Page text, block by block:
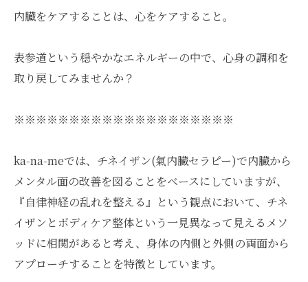
内臓をケアすることは、心をケアすること。
表参道という穏やかなエネルギーの中で、心身の調和を
取り戻してみませんか？
※※※※※※※※※※※※※※※※※※※※
ka-na-meでは、チネイザン(氣内臓セラピー)で内臓から
メンタル面の改善を図ることをベースにしていますが、
『自律神経の乱れを整える』という観点において、チネ
イザンとボディケア整体という一見異なって見えるメソ
ッドに相関があると考え、身体の内側と外側の両面から
アプローチすることを特徴としています。